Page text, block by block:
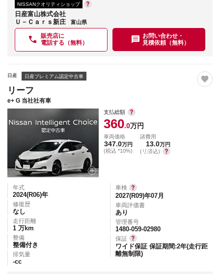
NISSANクオリティショップ
日産富山株式会社
Ｕ－Ｃａｒｓ新庄
富山県
販売店に
電話する（無料）
お問い合わせ・
見積依頼（無料）
日産 日産プレミアム認定中古車
リーフ
e+ G 当社社有車
支払総額
360.0万円
車両価格
347.0万円
(税込 *10%)
諸費用
13.0万円
(リ済込)
年式
2024(R06)年
修復歴
なし
走行距離
1 万km
整備
整備付き
排気量
-cc
車検
2027(R09)年07月
車両評価書
あり
管理番号
1480-059-02980
保証
ワイド保証 保証期間:2年(走行距
離無制限)